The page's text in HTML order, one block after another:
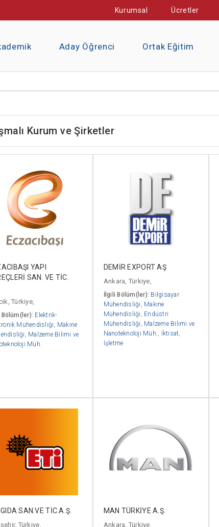
Kurumsal Ücretler
Aday Öğrenci Ortak Eğitim
Kurum ve Şirketler
YAPI
SAN. VE TİC.
Türkiye,
Elektrik-
Mühendisliği, Makine
, Malzeme Bilimi ve
Müh.
DEMİR EXPORT AŞ
Ankara, Türkiye,
İlgili Bölüm(ler): Bilgisayar
Mühendisliği , Makine
Mühendisliği , Endüstri
Mühendisliği , Malzeme Bilimi ve
Nanoteknoloji Müh., İktisat,
İşletme
SAN.VE TİC.A.Ş.
Türkiye,
MAN TÜRKİYE A.Ş.
Ankara, Türkiye,